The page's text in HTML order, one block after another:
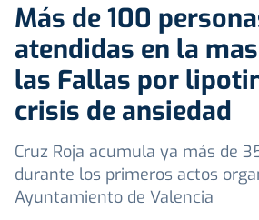
Más de 100
atendidas en la
las Fallas por
crisis de ansiedad
Cruz Roja acumula ya más de
durante los primeros actos
Ayuntamiento de Valencia